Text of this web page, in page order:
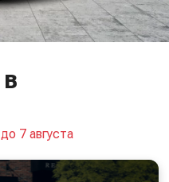
В
7 августа